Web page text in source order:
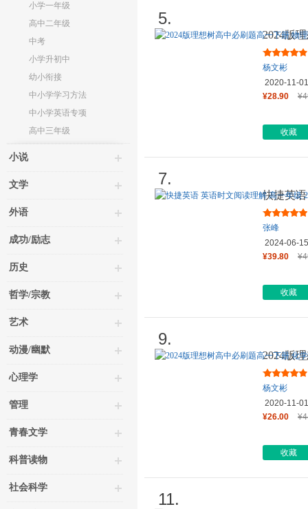
小学一年级
高中二年级
中考
小学升初中
幼小衔接
中小学学习方法
中小学英语专项
高中三年级
小说
文学
外语
成功/励志
历史
哲学/宗教
艺术
动漫/幽默
心理学
管理
青春文学
科普读物
社会科学
5.
2024版
修 第二
杨文彬
2020-11-01
¥28.90
收藏
7.
快捷英
期
张峰
2024-06-15
¥39.80
收藏
9.
2024版
修 第二
杨文彬
2020-11-01
¥26.00
收藏
11.